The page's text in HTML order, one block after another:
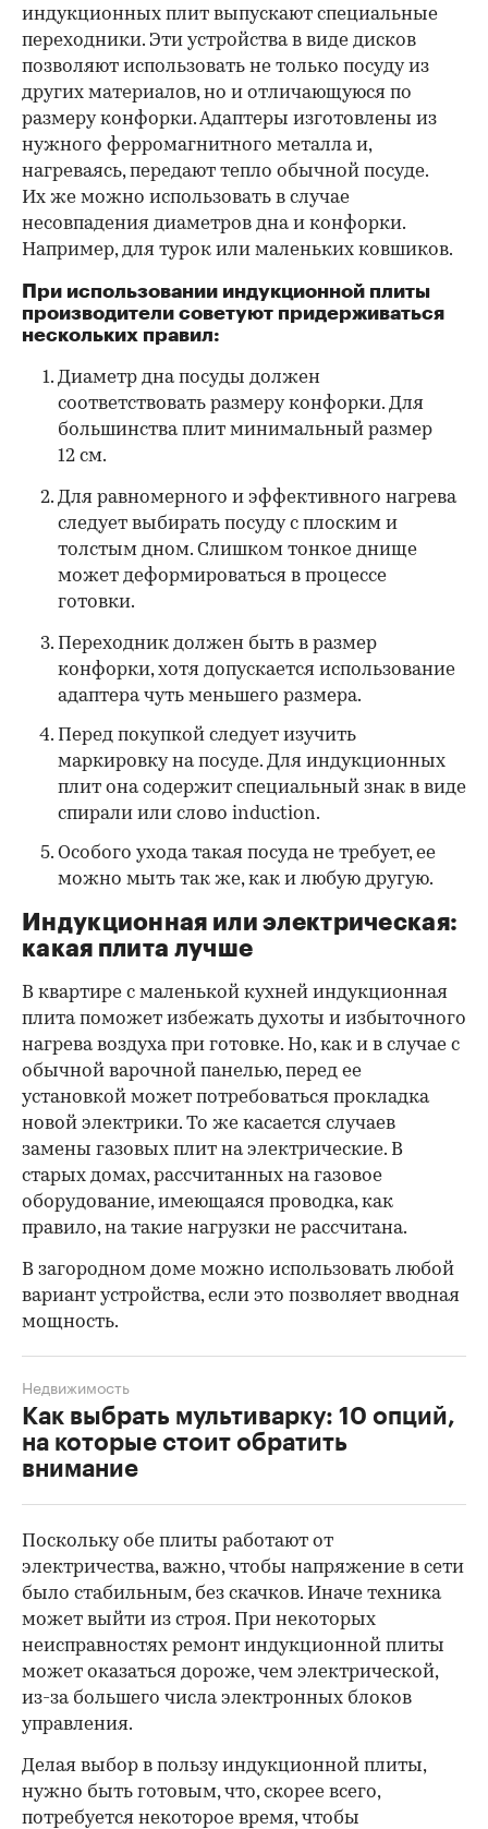
индукционных плит выпускают специальные
переходники. Эти устройства в виде дисков
позволяют использовать не только посуду из
других материалов, но и отличающуюся по
размеру конфорки. Адаптеры изготовлены из
нужного ферромагнитного металла и,
нагреваясь, передают тепло обычной посуде.
Их же можно использовать в случае
несовпадения диаметров дна и конфорки.
Например, для турок или маленьких ковшиков.
При использовании индукционной плиты
производители советуют придерживаться
нескольких правил:
Диаметр дна посуды должен
соответствовать размеру конфорки. Для
большинства плит минимальный размер
12 см.
Для равномерного и эффективного нагрева
следует выбирать посуду с плоским и
толстым дном. Слишком тонкое днище
может деформироваться в процессе
готовки.
Переходник должен быть в размер
конфорки, хотя допускается использование
адаптера чуть меньшего размера.
Перед покупкой следует изучить
маркировку на посуде. Для индукционных
плит она содержит специальный знак в виде
спирали или слово induction.
Особого ухода такая посуда не требует, ее
можно мыть так же, как и любую другую.
Индукционная или электрическая:
какая плита лучше
В квартире с маленькой кухней индукционная
плита поможет избежать духоты и избыточного
нагрева воздуха при готовке. Но, как и в случае с
обычной варочной панелью, перед ее
установкой может потребоваться прокладка
новой электрики. То же касается случаев
замены газовых плит на электрические. В
старых домах, рассчитанных на газовое
оборудование, имеющаяся проводка, как
правило, на такие нагрузки не рассчитана.
В загородном доме можно использовать любой
вариант устройства, если это позволяет вводная
мощность.
Как выбрать мультиварку: 10 опций,
на которые стоит обратить
внимание
Недвижимость
Поскольку обе плиты работают от
электричества, важно, чтобы напряжение в сети
было стабильным, без скачков. Иначе техника
может выйти из строя. При некоторых
неисправностях ремонт индукционной плиты
может оказаться дороже, чем электрической,
из-за большего числа электронных блоков
управления.
Делая выбор в пользу индукционной плиты,
нужно быть готовым, что, скорее всего,
потребуется некоторое время, чтобы